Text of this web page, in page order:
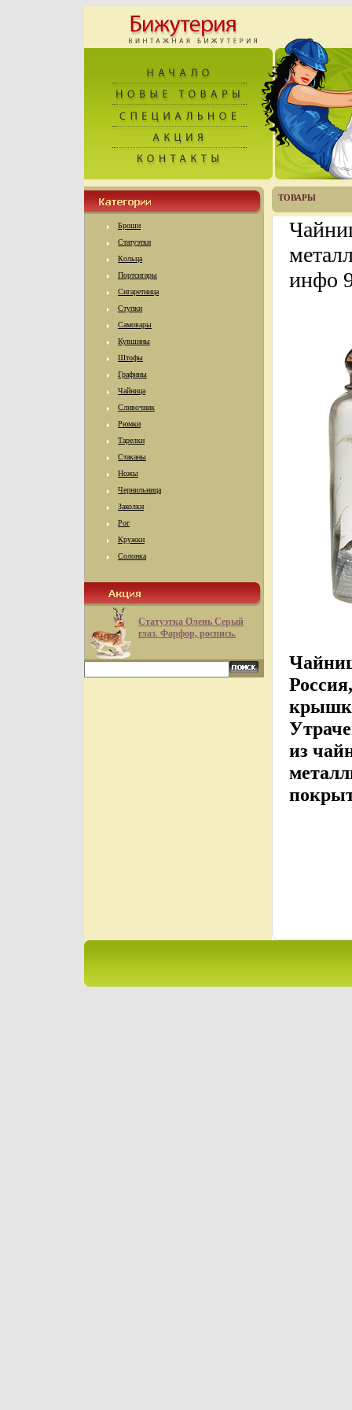
Броши
Статуэтки
Кольца
Портсигары
Сигаретница
Ступки
Самовары
Кувшины
Штофы
Графины
Чайница
Сливочник
Рюмки
Тарелки
Стаканы
Ножы
Чернильница
Заколки
Рог
Кружки
Солонка
Статуэтка Олень Серый
глаз. Фарфор, роспись.
ТОВАРЫ
инфо
из